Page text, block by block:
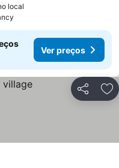
local
Ver preços
Partilhar